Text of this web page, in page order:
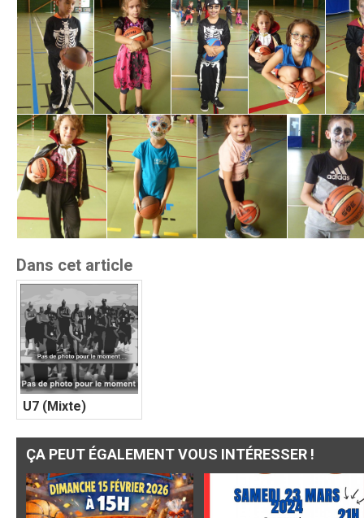
Dans cet article
U7 (Mixte)
ÇA PEUT ÉGALEMENT VOUS INTÉRESSER !